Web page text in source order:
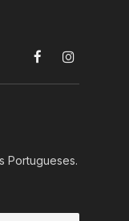
FacebookInstagram
Portugueses.